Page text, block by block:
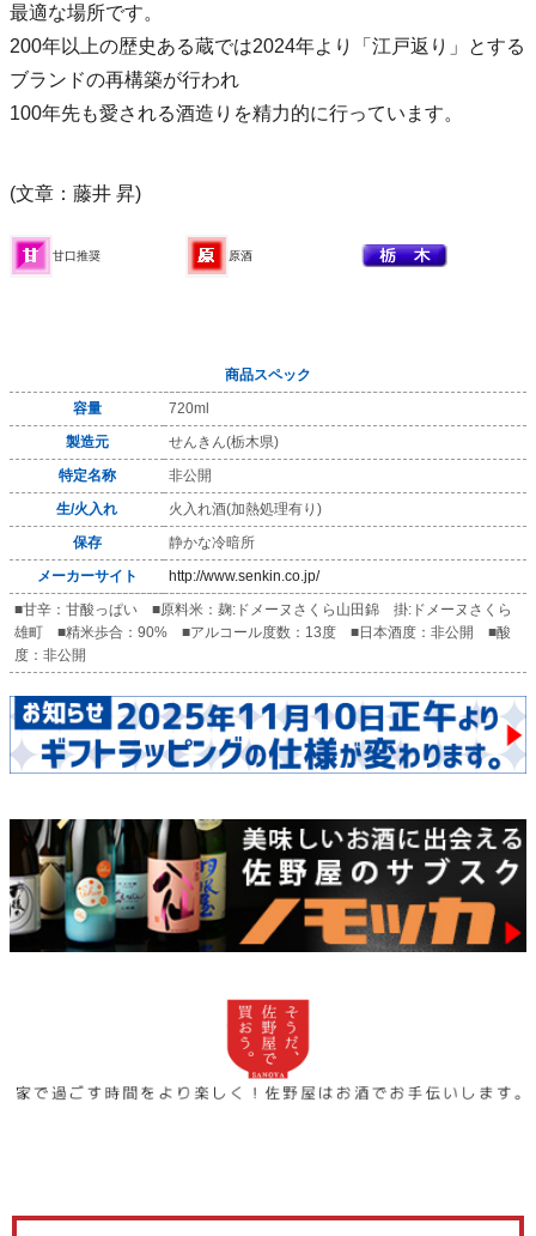
最適な場所です。
200年以上の歴史ある蔵では2024年より「江戸返り」とする
ブランドの再構築が行われ
100年先も愛される酒造りを精力的に行っています。
(文章：藤井 昇)
甘口推奨 原酒
商品スペック
容量
720ml
製造元
せんきん(栃木県)
特定名称
非公開
生/火入れ
火入れ酒(加熱処理有り)
保存
静かな冷暗所
メーカーサイト
http://www.senkin.co.jp/
■甘辛：甘酸っぱい ■原料米：麹:ドメーヌさくら山田錦 掛:ドメーヌさくら
雄町 ■精米歩合：90% ■アルコール度数：13度 ■日本酒度：非公開 ■酸
度：非公開